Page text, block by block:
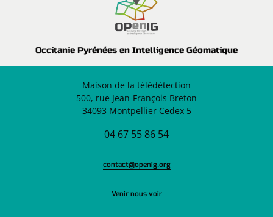
Occitanie Pyrénées en Intelligence Géomatique
Maison de la télédétection
500, rue Jean-François Breton
34093 Montpellier Cedex 5
04 67 55 86 54
contact@openig.org
Venir nous voir